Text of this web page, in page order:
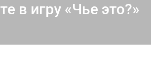
в игру «Чье это?»